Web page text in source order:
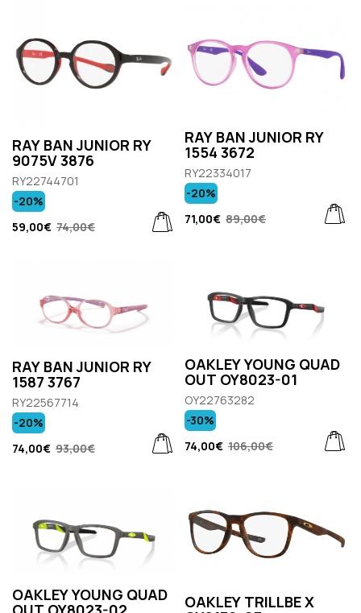
RAY BAN JUNIOR RY
9075V 3876
RY22744701
59,00€ 74,00€
-20%
RAY BAN JUNIOR RY
1554 3672
RY22334017
71,00€ 89,00€
-20%
RAY BAN JUNIOR RY
1587 3767
RY22567714
74,00€ 93,00€
-20%
OAKLEY YOUNG QUAD
OUT OY8023-01
OY22763282
74,00€ 106,00€
-30%
OAKLEY YOUNG QUAD OAKLEY TRILLBE X